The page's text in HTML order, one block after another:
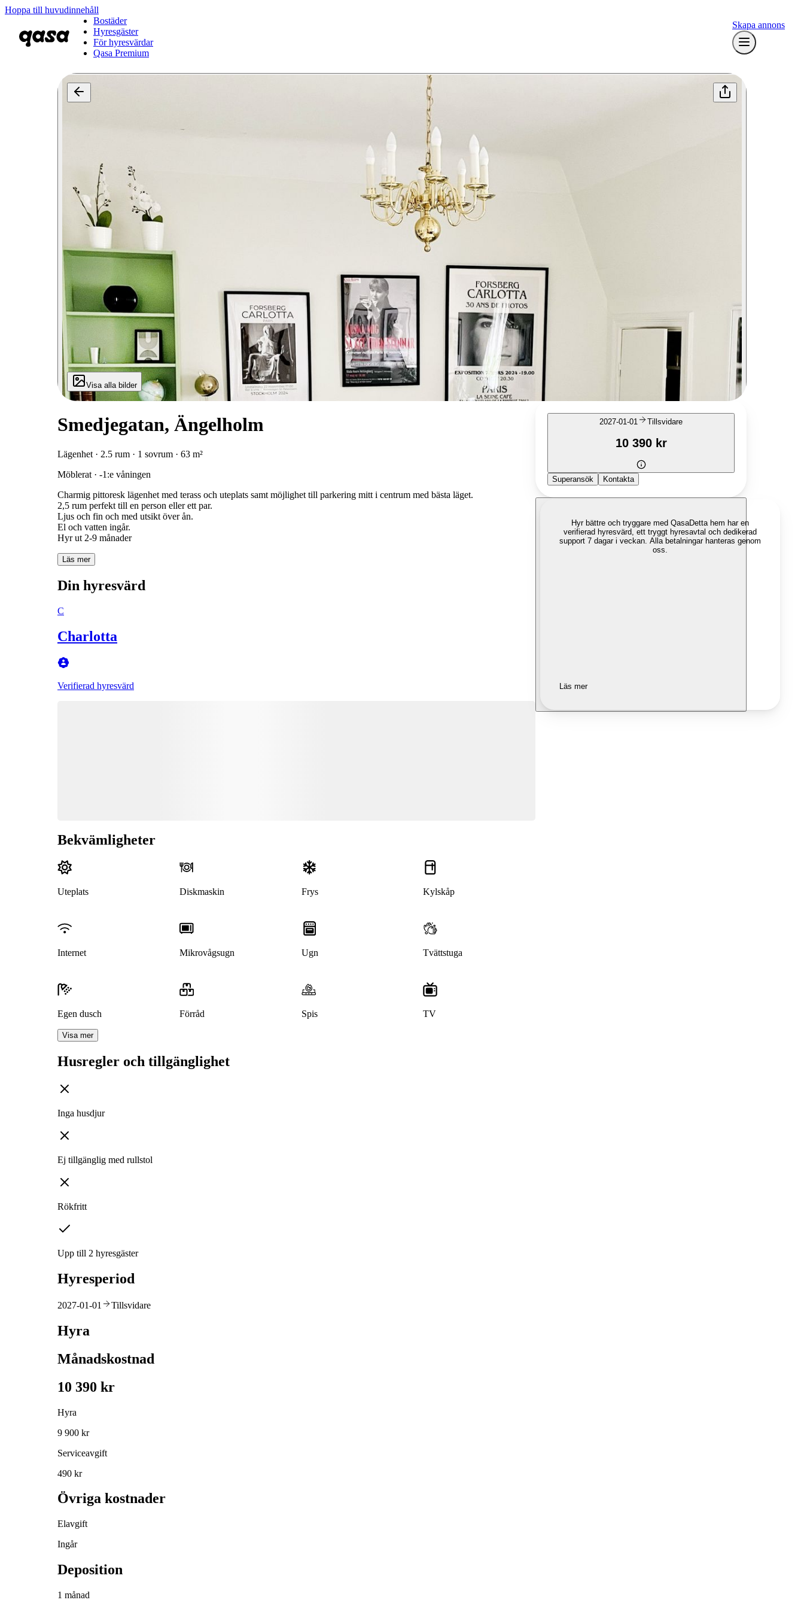
Hoppa till huvudinnehåll
Bostäder
Hyresgäster
För hyresvärdar
Qasa Premium
Skapa annons
Visa alla bilder
Smedjegatan, Ängelholm
Lägenhet · 2.5 rum · 1 sovrum · 63 m²
Möblerat · -1:e våningen
Charmig pittoresk lägenhet med terass och uteplats samt möjlighet till parkering mitt i centrum med bästa läget.
2,5 rum perfekt till en person eller ett par.
Ljus och fin och med utsikt över ån.
El och vatten ingår.
Hyr ut 2-9 månader
Läs mer
Din hyresvärd
C
Charlotta
Verifierad hyresvärd
Bekvämligheter
Uteplats Diskmaskin Frys Kylskåp
Internet Mikrovågsugn Ugn Tvättstuga
Egen dusch Förråd Spis TV
Visa mer
Husregler och tillgänglighet
Inga husdjur
Ej tillgänglig med rullstol
Rökfritt
Upp till 2 hyresgäster
Hyresperiod
2027-01-01 Tillsvidare
Hyra
Månadskostnad
10 390 kr
Hyra
9 900 kr
Serviceavgift
490 kr
Övriga kostnader
Elavgift
Ingår
Deposition
1 månad
2027-01-01 Tillsvidare
10 390 kr
Superansök Kontakta
Hyr bättre och tryggare med QasaDetta hem har en
verifierad hyresvärd, ett tryggt hyresavtal och dedikerad
support 7 dagar i veckan. Alla betalningar hanteras genom
oss.
Läs mer